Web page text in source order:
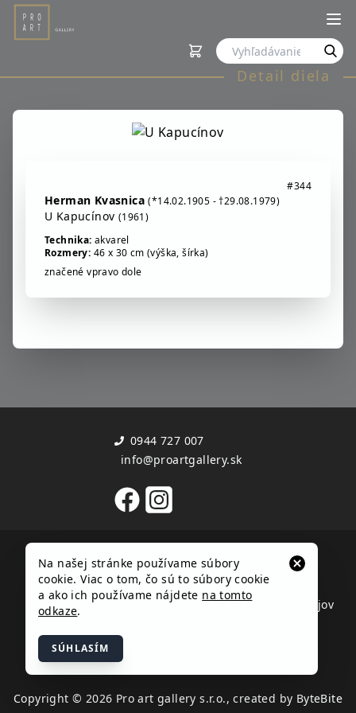
Detail diela
#344
Herman Kvasnica(*14.02.1905 - †29.08.1979)
U Kapucínov (1961)
Technika: akvarel
Rozmery: 46 x 30 cm (výška, šírka)
značené vpravo dole
0944 727 007
info@proartgallery.sk
Kontakt
Zoznam autorov
Časté otázky
Dôležité dokumenty
Obchodné podmienky
Reklamačný poriadok
Ochrana osobných údajov
Copyright © 2026 Pro art gallery s.r.o., created by ByteBite
Na našej stránke používame súbory
cookie. Viac o tom, čo sú to súbory cookie
a ako ich používame nájdete na tomto
odkaze.
SÚHLASÍM